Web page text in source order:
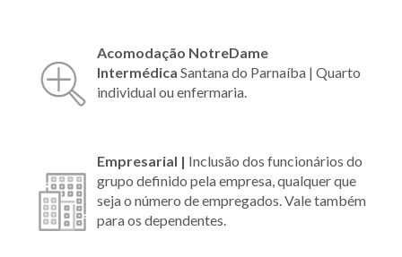
Acomodação NotreDame
Intermédica Santana do Parnaíba | Quarto
individual ou enfermaria.
Empresarial | Inclusão dos funcionários do
grupo definido pela empresa, qualquer que
seja o número de empregados. Vale também
para os dependentes.